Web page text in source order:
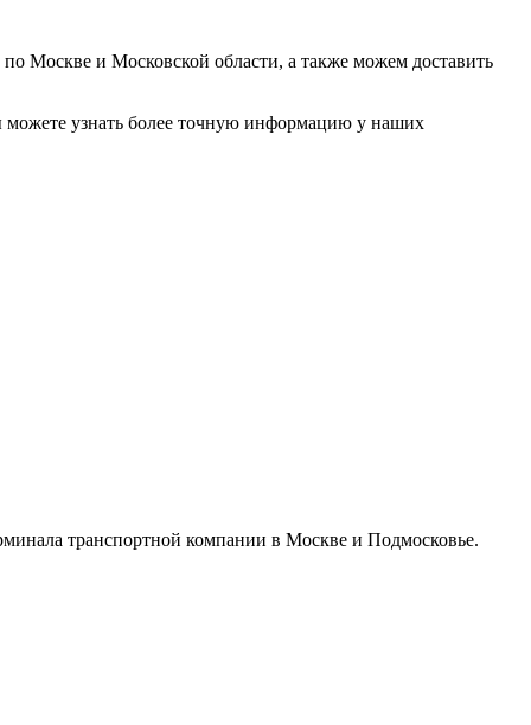
Москве и Московской области, а также можем доставить
можете узнать более точную информацию у наших
транспортной компании в Москве и Подмосковье.